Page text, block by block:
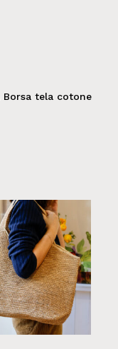
Borsa tela cotone